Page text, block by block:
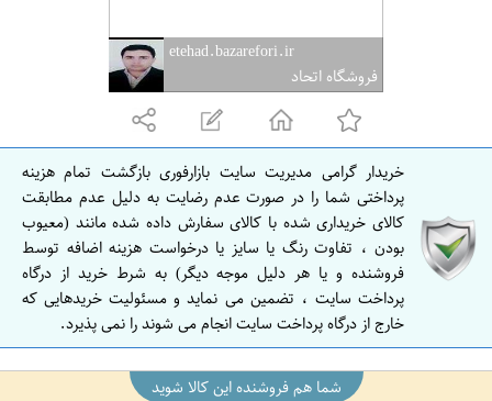
ص
ف
ه
ا
ن
ا
ص
ف
ه
ا
ن
etehad.bazarefori.ir
فروشگاه اتحاد
خریدار گرامی مدیریت سایت بازارفوری بازگشت تمام هزینه
پرداختی شما را در صورت عدم رضایت به دلیل عدم مطابقت
کالای خریداری شده با کالای سفارش داده شده مانند (معیوب
بودن ، تفاوت رنگ یا سایز یا درخواست هزینه اضافه توسط
فروشنده و یا هر دلیل موجه دیگر) به شرط خرید از درگاه
پرداخت سایت ، تضمین می نماید و مسئولیت خریدهایی که
خارج از درگاه پرداخت سایت انجام می شوند را نمی پذیرد.
شما هم فروشنده این کالا شوید